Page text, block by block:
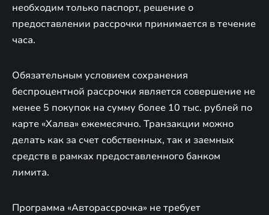
необходим только паспорт, решение о
предоставлении рассрочки принимается в течение
часа.
Обязательным условием сохранения
беспроцентной рассрочки является совершение не
менее 5 покупок на сумму более 10 тыс. рублей по
карте «Халва» ежемесячно. Транзакции можно
делать как за счет собственных, так и заемных
средств в рамках предоставленного банком
лимита.
Программа «Авторассрочка» не требует